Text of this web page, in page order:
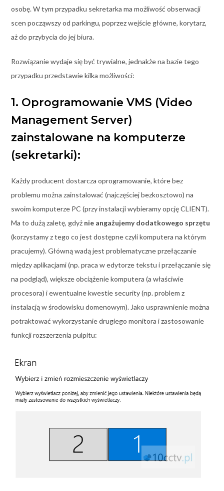
osobę. W tym przypadku sekretarka ma możliwość obserwacji
scen począwszy od parkingu, poprzez wejście główne, korytarz,
aż do przybycia do jej biura.
Rozwiązanie wydaje się być trywialne, jednakże na bazie tego
przypadku przedstawie kilka możliwości:
1. Oprogramowanie VMS (Video
Management Server)
zainstalowane na komputerze
(sekretarki):
Każdy producent dostarcza oprogramowanie, które bez
problemu można zainstalować (najczęściej bezkosztowo) na
swoim komputerze PC (przy instalacji wybieramy opcję CLIENT).
Ma to dużą zaletę, gdyż nie angażujemy dodatkowego sprzętu
(korzystamy z tego co jest dostępne czyli komputera na którym
pracujemy). Główną wadą jest problematyczne przełączanie
między aplikacjami (np. praca w edytorze tekstu i przełączanie się
na podgląd), większe obciążenie komputera (a właściwie
procesora) i ewentualne kwestie security (np. problem z
instalacją w środowisku domenowym). Jako usprawnienie można
potraktować wykorzystanie drugiego monitora i zastosowanie
funkcji rozszerzenia pulpitu: